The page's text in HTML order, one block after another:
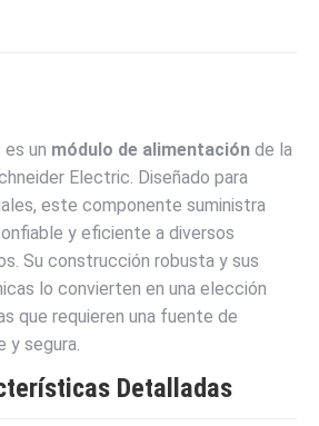
es un módulo de alimentación de la
Electric. Diseñado para
este componente suministra
y eficiente a diversos
Su construcción robusta y sus
lo convierten en una elección
que requieren una fuente de
y segura.
Detalladas